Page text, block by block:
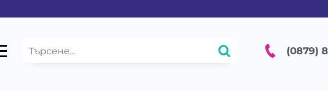
(0879)